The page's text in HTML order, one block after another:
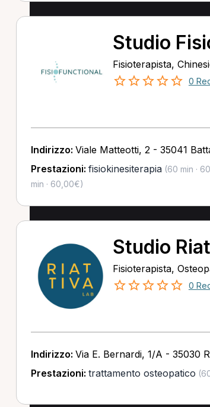
Studio
Fisioterapista,
0
Indirizzo: Viale Matteotti, 2 - 35041
Prestazioni: fisiokinesiterapia(60 min ·
min · 60,00€)
Studio
Fisioterapista,
0
Indirizzo: Via E. Bernardi, 1/A - 35030
Prestazioni: trattamento osteopatico